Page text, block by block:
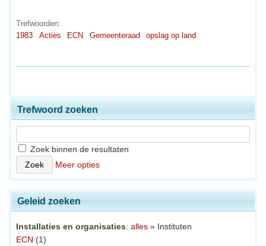
Trefwoorden:
1983
Acties ECN Gemeenteraad opslag op land
Trefwoord zoeken
Zoek binnen de resultaten
Meer opties
Geleid zoeken
Installaties en organisaties: alles » Instituten
ECN (1)